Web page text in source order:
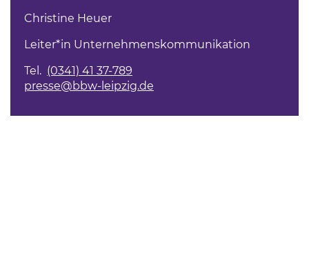
Christine Heuer
Leiter*in Unternehmenskommunikation
Tel. (0341) 41 37-789
presse@bbw-leipzig.de